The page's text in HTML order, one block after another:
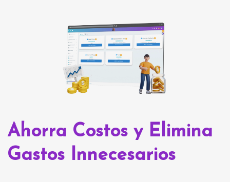
Ahorra Costos y Elimina
Gastos Innecesarios